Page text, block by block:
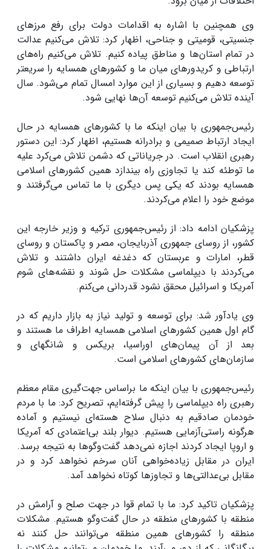
وی همچنین با اشاره به اقدامات دولت برای رفع مرزهای
جنسیتی، قومیتی و جناحی، اظهار کرد: تلاش می‌کنیم عدالت
در تمام استان‌ها و مناطق پیاده کنیم. تلاش می‌کنیم راه‌های
ارتباطی و کریدورهای میان ما و کشورهای همسایه را سریعتر
توسعه دهیم و بسیاری از این موارد امسال تمام می‌شود. سال
آینده تلاش می‌کنیم توسعه آن‌ها نهایی شود.
رئیس‌جمهوری با بیان اینکه ما با کشورهای همسایه در حال
ایجاد ارتباط صمیمی و برادرانه هستیم، اظهار کرد: این دستور
رهبری انقلاب است. در جریاناتی که دشمن تلاش می‌کرد علیه
ما توطئه کند یا تجاوزی راه بیندازد همین کشورهای اسلامی
همسایه بودند که یکی پس دیگری با ما تماس می‌گرفتند و
موضع خود را اعلام می‌کردند.
پزشکیان ادامه داد: از رئیس‌جمهوری ترکیه و وزیر خارجه این
کشور، از روسای جمهوری آذربایجان، مصر و پاکستان و روسای
قطر، امارات و عربستان که دغدغه ایران داشتند و تلاش
می‌کردند با دیپلماسی مشکلات حل شوند و نقشه‌های شوم
آمریکا و اسرائیل محقق نشود قدردانی می‌کنم.
وی یادآور شد: برای توسعه و تولید نیاز به بازار داریم که در
گام اول همین کشورهای اسلامی همسایه اطراف ما هستند و
بعد از آن پیمان‌های اوراسیا، بریکس و شانگهای و
سازمان‌های کشورهای اسلامی است.
رئیس‌جمهوری با بیان اینکه ما براساس جهت‌گیری مقام معظم
رهبری راه دیپلماسی را پیش گرفته‌ایم، تصریح کرد: ما با مردم
خودمان صادقیم به دنبال سلاح هسته‌ای نیستیم و آماده
هرگونه راستی‌آزمایی هستیم. دیوار بلند بی‌اعتمادی که آمریکا
و اروپا ایجاد کردند اجازه نمی‌دهد گفت‌وگوها به نتیجه برسد.
ایران در مقابل زیاده‌خواهی آنان سرخم نخواهد کرد و در
مقابل بی‌عدالتی‌ها و تجاوزها کوتاه نخواهد آمد.
پزشکیان تاکید کرد: ما با تمام قوا در جهت صلح و آرامش در
منطقه با کشورهای منطقه در حال گفت‌وگو هستیم. مشکلات
منطقه را کشورهای همین منطقه می‌توانند حل کنند نه